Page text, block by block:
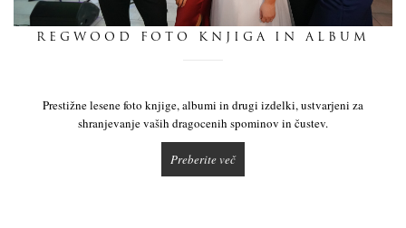
dnevnik
REGWOOD FOTO KNJIGA IN ALBUM
Prestižne lesene foto knjige, albumi in drugi izdelki, ustvarjeni za
shranjevanje vaših dragocenih spominov in čustev.
Preberite več